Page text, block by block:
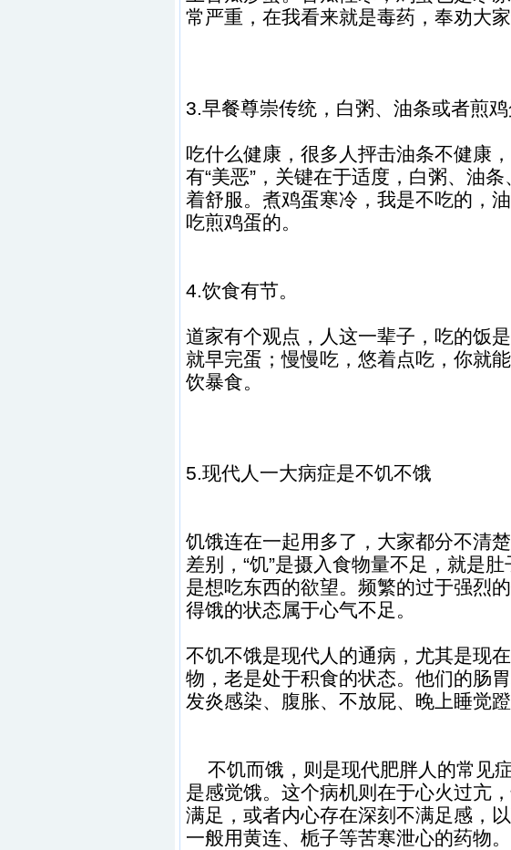
常严重，在我看来就是毒药，奉劝大家
3.早餐尊崇传统，白粥、油条或者煎鸡
吃什么健康，很多人抨击油条不健康
有“美恶”，关键在于适度，白粥、油
着舒服。煮鸡蛋寒冷，我是不吃的，
吃煎鸡蛋的。
4.饮食有节。
道家有个观点，人这一辈子，吃的饭
就早完蛋；慢慢吃，悠着点吃，你就
饮暴食。
5.现代人一大病症是不饥不饿
饥饿连在一起用多了，大家都分不清
差别，“饥”是摄入食物量不足，就是肚
是想吃东西的欲望。频繁的过于强烈
得饿的状态属于心气不足。
不饥不饿是现代人的通病，尤其是现
物，老是处于积食的状态。他们的肠
发炎感染、腹胀、不放屁、晚上睡觉
不饥而饿，则是现代肥胖人的常见
是感觉饿。这个病机则在于心火过亢
满足，或者内心存在深刻不满足感，
一般用黄连、栀子等苦寒泄心的药物。